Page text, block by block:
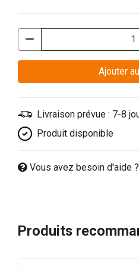
Livraison prévue : 7-8
Produit disponible
Vous avez besoin d'aide ?
Produits